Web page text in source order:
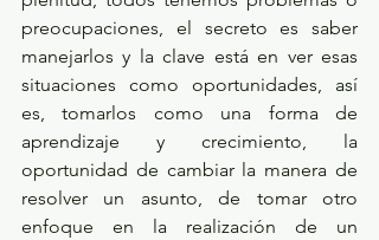
preocupaciones, el secreto es saber
manejarlos y la clave está en ver esas
situaciones como oportunidades, así
es, tomarlos como una forma de
aprendizaje y crecimiento, la
oportunidad de cambiar la manera de
resolver un asunto, de tomar otro
enfoque en la realización de un